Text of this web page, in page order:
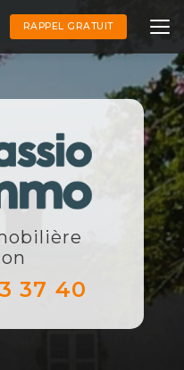
RAPPEL GRATUIT
37 40